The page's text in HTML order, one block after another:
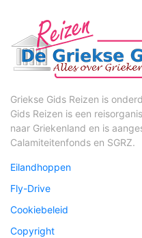
Griekse Gids Reizen is
Gids Reizen is een
naar Griekenland en is
Calamiteitenfonds en SGRZ.
Eilandhoppen
Fly-Drive
Cookiebeleid
Copyright